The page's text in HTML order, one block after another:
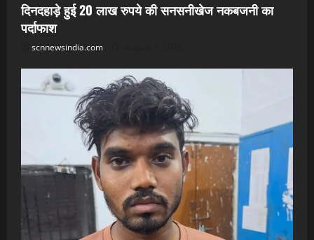
दिनदहाड़े हुई 20 लाख रुपये की सनसनीखेज नकबजनी का
पर्दाफाश
scnnewsindia.com